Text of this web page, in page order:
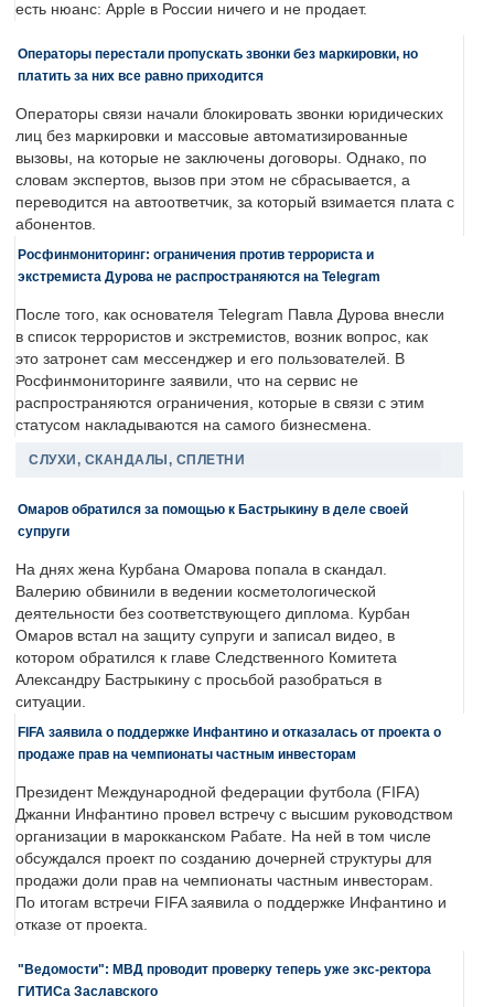
есть нюанс: Apple в России ничего и не продает.
Операторы перестали пропускать звонки без маркировки, но
платить за них все равно приходится
Операторы связи начали блокировать звонки юридических
лиц без маркировки и массовые автоматизированные
вызовы, на которые не заключены договоры. Однако, по
словам экспертов, вызов при этом не сбрасывается, а
переводится на автоответчик, за который взимается плата с
абонентов.
Росфинмониторинг: ограничения против террориста и
экстремиста Дурова не распространяются на Telegram
После того, как основателя Telegram Павла Дурова внесли
в список террористов и экстремистов, возник вопрос, как
это затронет сам мессенджер и его пользователей. В
Росфинмониторинге заявили, что на сервис не
распространяются ограничения, которые в связи с этим
статусом накладываются на самого бизнесмена.
СЛУХИ, СКАНДАЛЫ, СПЛЕТНИ
Омаров обратился за помощью к Бастрыкину в деле своей
супруги
На днях жена Курбана Омарова попала в скандал.
Валерию обвинили в ведении косметологической
деятельности без соответствующего диплома. Курбан
Омаров встал на защиту супруги и записал видео, в
котором обратился к главе Следственного Комитета
Александру Бастрыкину с просьбой разобраться в
ситуации.
FIFA заявила о поддержке Инфантино и отказалась от проекта о
продаже прав на чемпионаты частным инвесторам
Президент Международной федерации футбола (FIFA)
Джанни Инфантино провел встречу с высшим руководством
организации в марокканском Рабате. На ней в том числе
обсуждался проект по созданию дочерней структуры для
продажи доли прав на чемпионаты частным инвесторам.
По итогам встречи FIFA заявила о поддержке Инфантино и
отказе от проекта.
"Ведомости": МВД проводит проверку теперь уже экс-ректора
ГИТИСа Заславского